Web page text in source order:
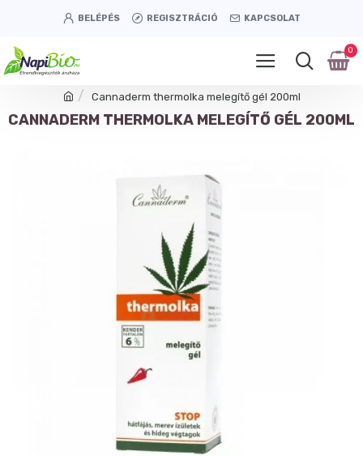
BELÉPÉS REGISZTRÁCIÓ KAPCSOLAT
0
Cannaderm thermolka melegítő gél 200ml
CANNADERM THERMOLKA MELEGÍTŐ GÉL 200ML